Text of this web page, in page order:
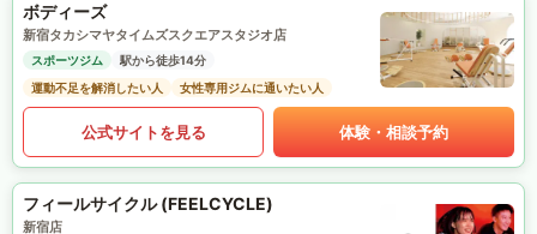
ボディーズ
新宿タカシマヤタイムズスクエアスタジオ店
スポーツジム
駅から徒歩14分
運動不足を解消したい人
女性専用ジムに通いたい人
公式サイトを見る 体験・相談予約
フィールサイクル (FEELCYCLE)
新宿店